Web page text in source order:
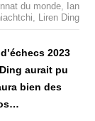
du monde, Ian
, Liren Ding
2023
aurait pu
bien des